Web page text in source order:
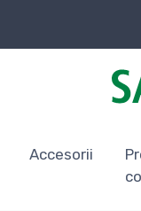
Accesorii